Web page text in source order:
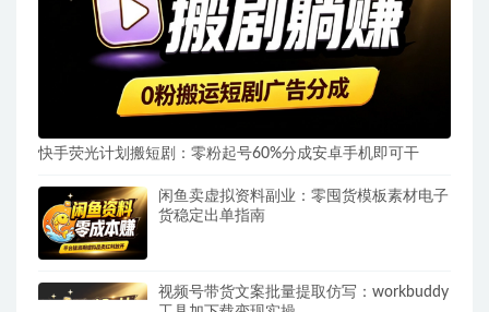
快手荧光计划搬短剧：零粉起号60%分成安卓手机即可干
闲鱼卖虚拟资料副业：零囤货模板素材电子
货稳定出单指南
视频号带货文案批量提取仿写：workbuddy